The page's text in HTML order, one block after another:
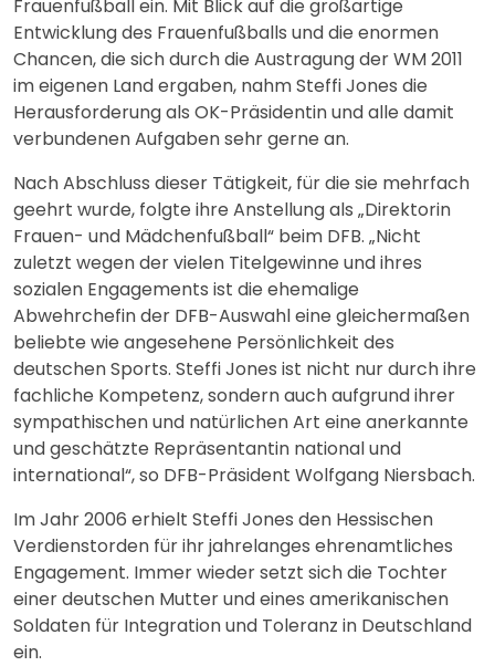
Frauenfußball ein. Mit Blick auf die großartige
Entwicklung des Frauenfußballs und die enormen
Chancen, die sich durch die Austragung der WM 2011
im eigenen Land ergaben, nahm Steffi Jones die
Herausforderung als OK-Präsidentin und alle damit
verbundenen Aufgaben sehr gerne an.
Nach Abschluss dieser Tätigkeit, für die sie mehrfach
geehrt wurde, folgte ihre Anstellung als „Direktorin
Frauen- und Mädchenfußball“ beim DFB. „Nicht
zuletzt wegen der vielen Titelgewinne und ihres
sozialen Engagements ist die ehemalige
Abwehrchefin der DFB-Auswahl eine gleichermaßen
beliebte wie angesehene Persönlichkeit des
deutschen Sports. Steffi Jones ist nicht nur durch ihre
fachliche Kompetenz, sondern auch aufgrund ihrer
sympathischen und natürlichen Art eine anerkannte
und geschätzte Repräsentantin national und
international“, so DFB-Präsident Wolfgang Niersbach.
Im Jahr 2006 erhielt Steffi Jones den Hessischen
Verdienstorden für ihr jahrelanges ehrenamtliches
Engagement. Immer wieder setzt sich die Tochter
einer deutschen Mutter und eines amerikanischen
Soldaten für Integration und Toleranz in Deutschland
ein.